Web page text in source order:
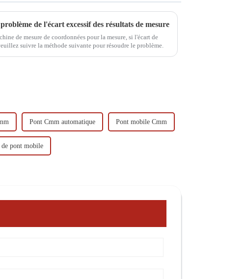
de l'écart excessif des résultats de mesure
de mesure de coordonnées pour la mesure, si l'écart de
suivre la méthode suivante pour résoudre le problème.
Pont Cmm automatique Pont mobile Cmm
de pont mobile